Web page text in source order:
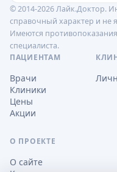
© 2014-2026 Лайк.Доктор.
справочный характер и не
Имеются
специалиста.
ПАЦИЕНТАМ
Врачи
Клиники
Цены
Акции
О ПРОЕКТЕ
О сайте